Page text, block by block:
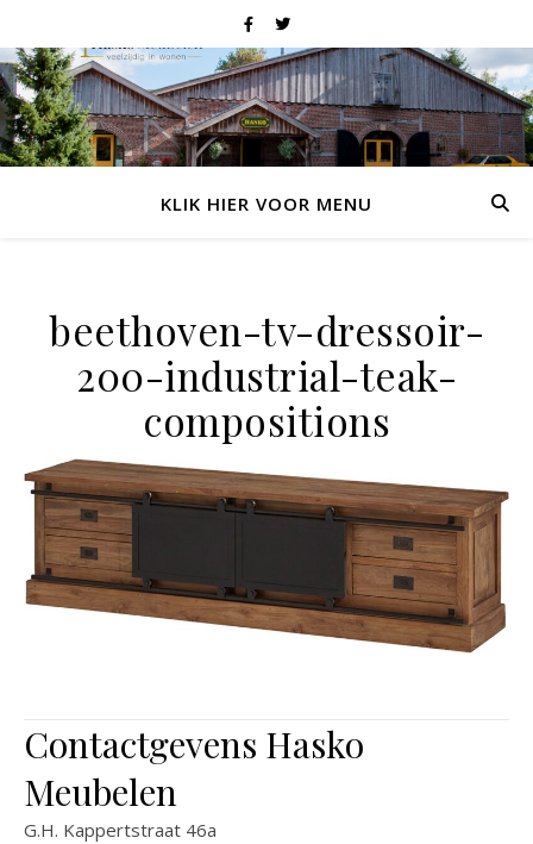
KLIK HIER VOOR MENU
beethoven-tv-dressoir-
200-industrial-teak-
compositions
Contactgevens Hasko
Meubelen
G.H. Kappertstraat 46a